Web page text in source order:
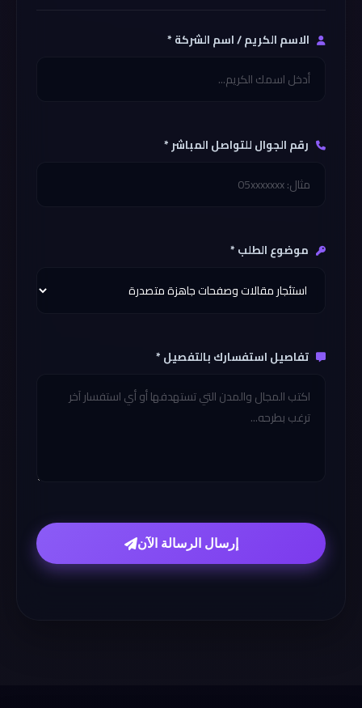
الاسم الكريم / اسم الشركة *
رقم الجوال للتواصل المباشر *
موضوع الطلب *
تفاصيل استفسارك بالتفصيل *
إرسال الرسالة الآن